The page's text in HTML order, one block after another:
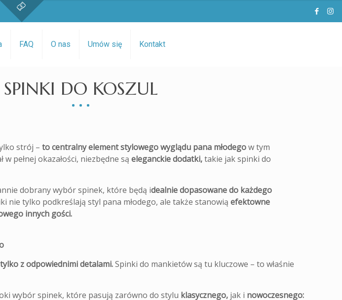
FAQ O nas Umów się Kontakt
SPINKI DO KOSZUL
strój – to centralny element stylowego wyglądu pana młodegow tym
pełnej okazałości, niezbędne są eleganckie dodatki,takie jak spinki do
dobrany wybór spinek, które będą idealnie dopasowane do każdego
nie tylko podkreślają styl pana młodego, ale także stanowią efektowne
innych gości.
z odpowiednimi detalami.Spinki do mankietów są tu kluczowe – to właśnie
wybór spinek, które pasują zarówno do stylu klasycznego,jak i nowoczesnego: